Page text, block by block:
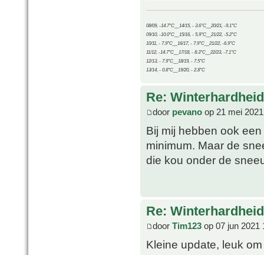
08/09, -14.7°C__14/15, - 3.6°C__20/21, -9.1°C
09/10, -10.0°C__15/16, - 5.9°C__21/22, -5.2°C
10/11, - 7.9°C__16/17, - 7.9°C__21/22, -6.9°C
11/12, -14.7°C__17/18, - 8.3°C__22/23, -7.1°C
12/13, - 7.9°C__18/19, - 7.5°C
13/14, - 0.8°C__19/20, - 2.8°C
Re:
door pevano op 21 mei
Bij mij hebben ook
minimum. Maar de
die kou onder de
Re:
door Tim123 op 07 jun 2021
Kleine update, leuk